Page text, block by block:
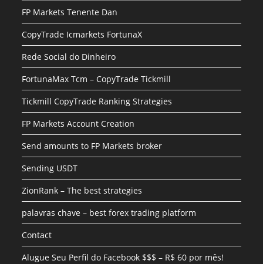
FP Markets Tenente Dan
CopyTrade Icmarkets FortunaX
Rede Social do Dinheiro
FortunaMax Tcm – CopyTrade Tickmill
Tickmill CopyTrade Ranking Strategies
FP Markets Account Creation
Send amounts to FP Markets broker
Sending USDT
ZionRank – The best strategies
palavras chave – best forex trading platform
Contact
Alugue Seu Perfil do Facebook $$$ – R$ 60 por mês!